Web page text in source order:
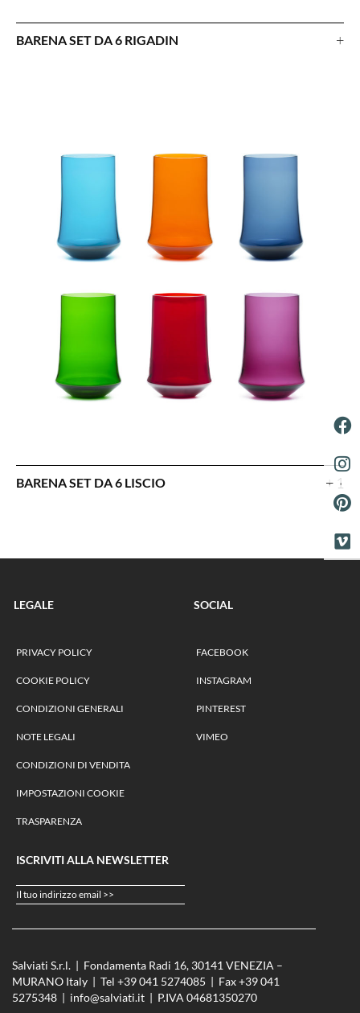
BARENA SET DA 6 RIGADIN +
BARENA SET DA 6 LISCIO + 1
LEGALE
PRIVACY POLICY
COOKIE POLICY
CONDIZIONI GENERALI
NOTE LEGALI
CONDIZIONI DI VENDITA
IMPOSTAZIONI COOKIE
TRASPARENZA
SOCIAL
FACEBOOK
INSTAGRAM
PINTEREST
VIMEO
ISCRIVITI ALLA NEWSLETTER
Il tuo indirizzo email >>
Salviati S.r.l. | Fondamenta Radi 16, 30141 VENEZIA –
MURANO Italy | Tel +39 041 5274085‬ | Fax +39 041
5275348 | info@salviati.it | P.IVA 04681350270